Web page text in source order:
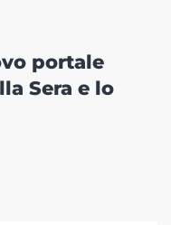
portale
Sera e lo